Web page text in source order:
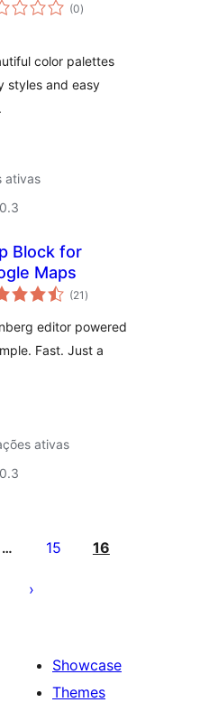
(0totais
)
color palettes
styles and easy
ativas
Block for
Maps
(21 avaliações
totais
)
editor powered
Fast. Just a
ativas
… 15 16
Showcase
Themes